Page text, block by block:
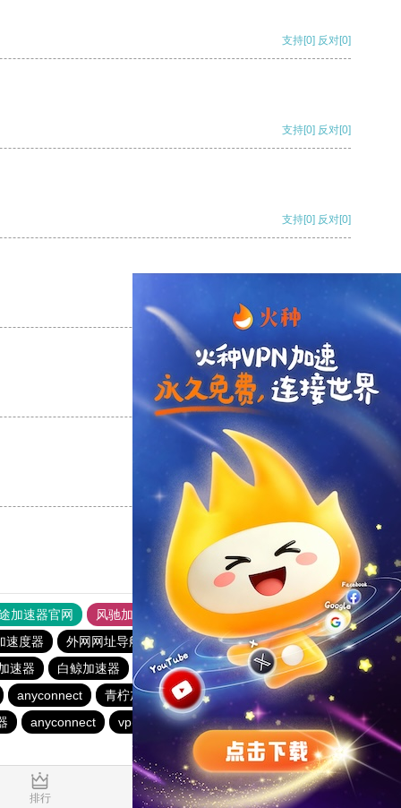
支持[0] 反对[0]
支持[0] 反对[0]
支持[0] 反对[0]
支持
支持[0] 反对[0]
支持[0] 反对[0]
加速器官网 风驰加速器
旋风加速器
速度器 外网网址导航 软件中心
青柠加速器
速器 白鲸加速器 暴雪加速器 银河加速器
暴雪加速器
anyconnect 青柠加速器 海鸥加速器
银河加速器
anyconnect vp(永久免费)加速器
蜜蜂加速器
排行 推荐